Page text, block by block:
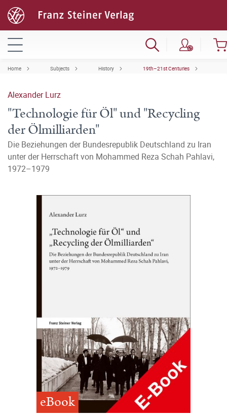
Home Subjects History 19th–21st Centuries
Alexander Lurz
"Technologie für Öl" und "Recycling
der Ölmilliarden"
Die Beziehungen der Bundesrepublik Deutschland zu Iran
unter der Herrschaft von Mohammed Reza Schah Pahlavi,
1972–1979
eBook